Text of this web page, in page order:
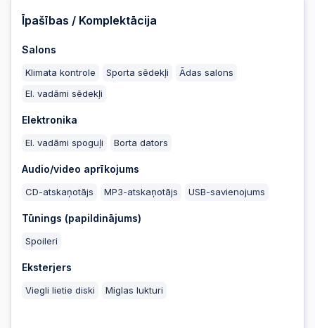
2025-08-11 19:58:44
2025-08-11 19:58:30
2025-08-11 15:30:56
Īpašības / Komplektācija
Salons
Klimata kontrole Sporta sēdekļi
Ādas salons
El. vadāmi sēdekļi
Elektronika
El. vadāmi spoguļi Borta dators
Audio/video aprīkojums
CD-atskaņotājs MP3-atskaņotājs USB-savienojums
Tūnings (papildinājums)
Spoileri
Eksterjers
Viegli lietie diski Miglas lukturi